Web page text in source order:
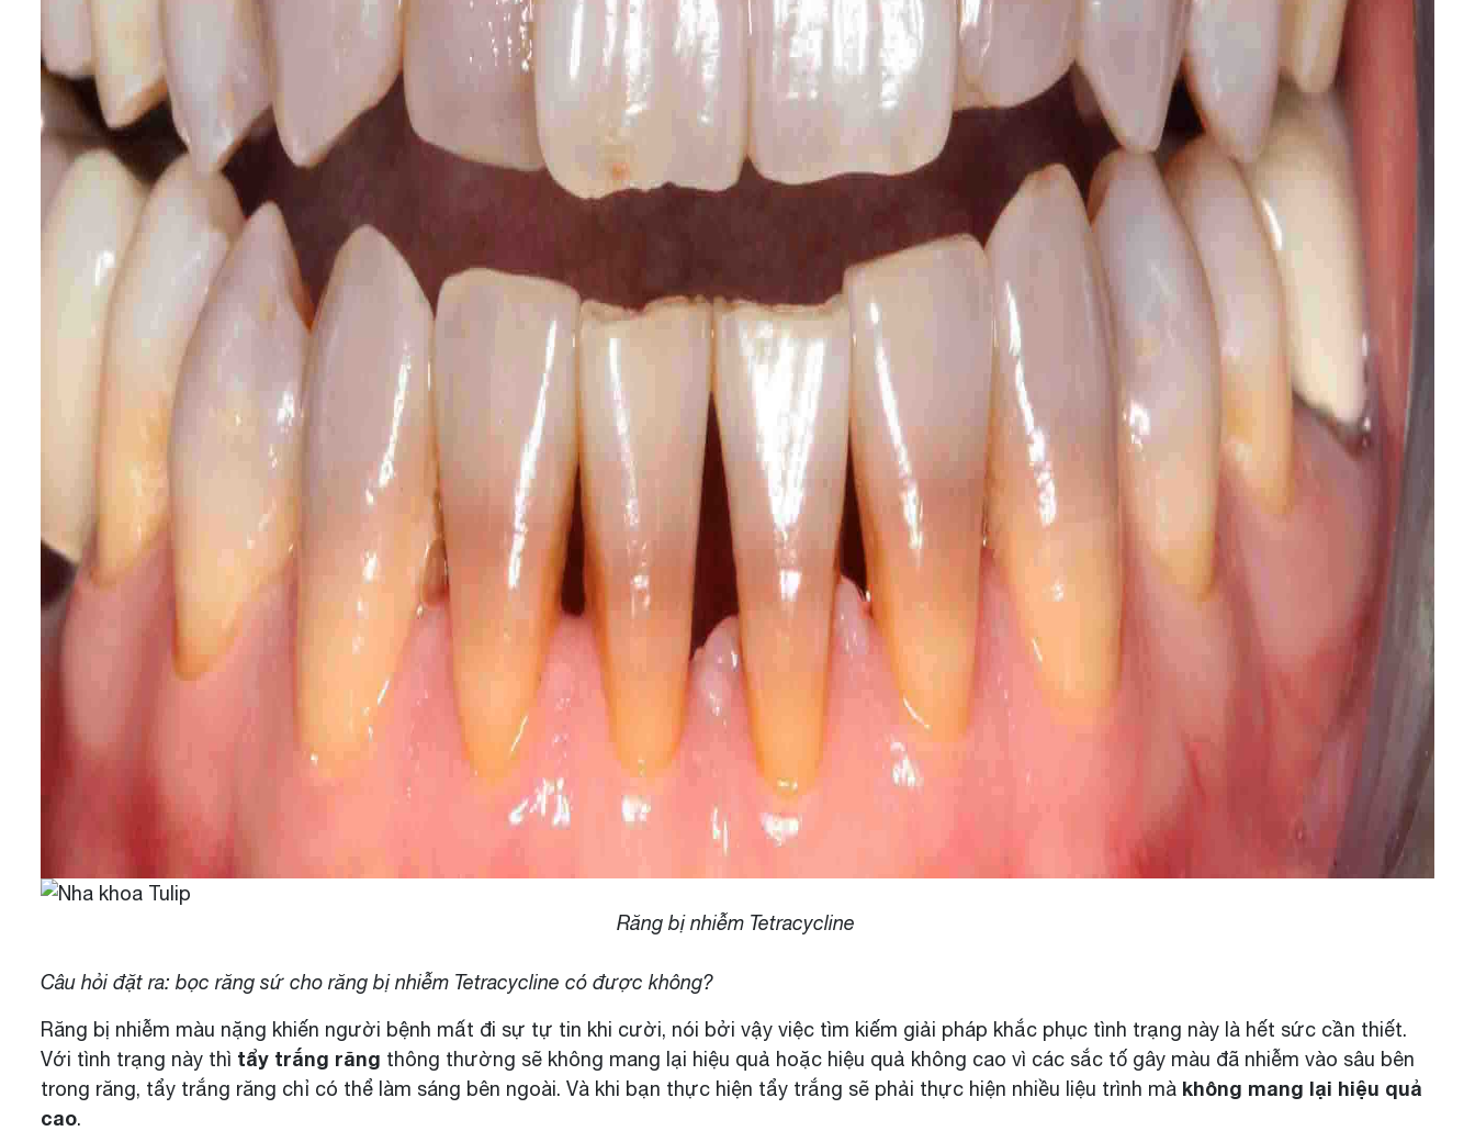
Răng bị nhiễm Tetracycline
Câu hỏi đặt ra: bọc răng sứ cho răng bị nhiễm Tetracycline có được không?
Răng bị nhiễm màu nặng khiến người bệnh mất đi sự tự tin khi cười, nói bởi vậy việc tìm kiếm giải pháp khắc phục tình trạng này là hết sức cần thiết.
Với tình trạng này thì tẩy trắng răng thông thường sẽ không mang lại hiệu quả hoặc hiệu quả không cao vì các sắc tố gây màu đã nhiễm vào sâu bên
trong răng, tẩy trắng răng chỉ có thể làm sáng bên ngoài. Và khi bạn thực hiện tẩy trắng sẽ phải thực hiện nhiều liệu trình mà không mang lại hiệu quả
cao.